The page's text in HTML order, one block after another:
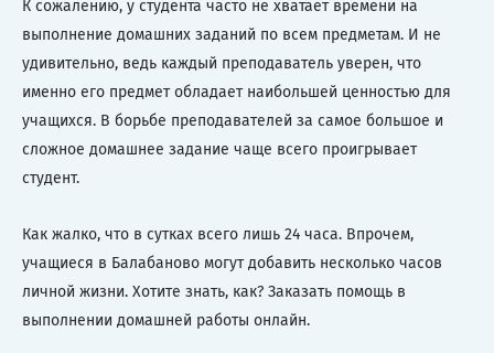
К сожалению, у студента часто не хватает времени на
выполнение домашних заданий по всем предметам. И не
удивительно, ведь каждый преподаватель уверен, что
именно его предмет обладает наибольшей ценностью для
учащихся. В борьбе преподавателей за самое большое и
сложное домашнее задание чаще всего проигрывает
студент.
Как жалко, что в сутках всего лишь 24 часа. Впрочем,
учащиеся в Балабаново могут добавить несколько часов
личной жизни. Хотите знать, как? Заказать помощь в
выполнении домашней работы онлайн.